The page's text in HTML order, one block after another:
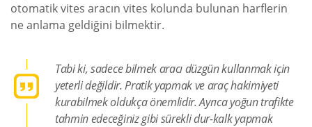
otomatik vites aracın vites kolunda bulunan harflerin
ne anlama geldiğini bilmektir.
Tabi ki, sadece bilmek aracı düzgün kullanmak için
yeterli değildir. Pratik yapmak ve araç hakimiyeti
kurabilmek oldukça önemlidir. Ayrıca yoğun trafikte
tahmin edeceğiniz gibi sürekli dur-kalk yapmak